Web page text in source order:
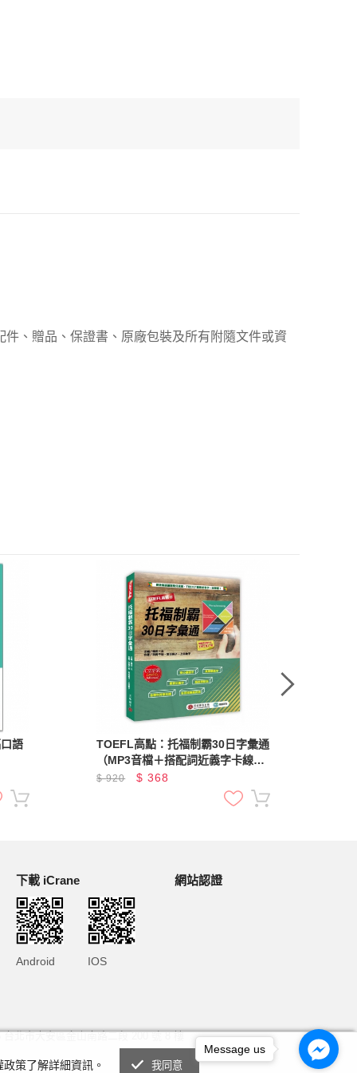
、贈品、保證書、原廠包裝及所有附隨文件或資
語
TOEFL高點：托福制霸30日字彙通
（MP3音檔＋搭配詞近義字卡線上
下載）
$920 $368
下載 iCrane
Android IOS
網站認證
台北市大安區金山南路二段 200 號 8 樓
策了解詳細資訊。 我同意
Message us